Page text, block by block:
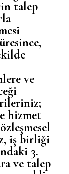
talep
ve
hizmet
iş birliği
3.
ve talep